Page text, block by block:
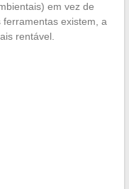
em vez de
ferramentas existem, a
rentável.